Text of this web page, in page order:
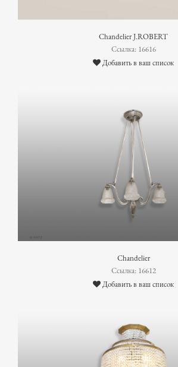
Chandelier J.ROBERT
Ссылка: 16616
Добавить в ваш список
Chandelier
Ссылка: 16612
Добавить в ваш список